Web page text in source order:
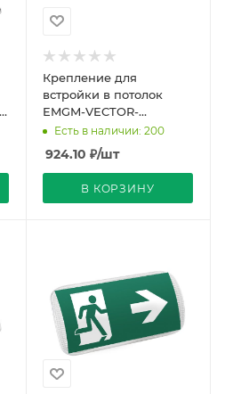
Крепление для
встройки в потолок
EMGM-VECTOR-
RECESSED (Arlight,
Есть в наличии: 200
924.10 ₽/шт
В КОРЗИНУ